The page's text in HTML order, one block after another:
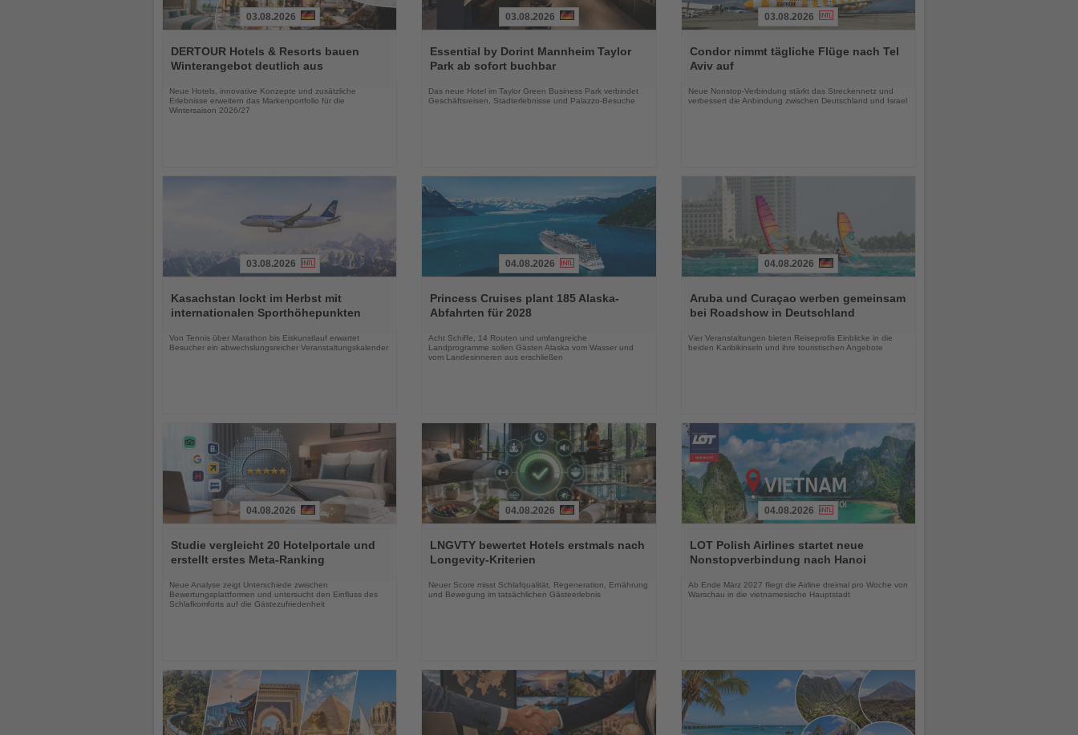
Sie
die
Nachrichten
03.08.2026
DERTOUR Hotels & Resorts bauen
Winterangebot deutlich aus
Neue Hotels, innovative Konzepte und zusätzliche
Erlebnisse erweitern das Markenportfolio für die
Wintersaison 2026/27
Sie
die
03.08.2026
Essential by Dorint Mannheim Taylor
Park ab sofort buchbar
Das neue Hotel im Taylor Green Business Park verbindet
Geschäftsreisen, Stadterlebnisse und Palazzo-Besuche
Sie
die
03.08.2026
Condor nimmt tägliche Flüge nach Tel
Aviv auf
Neue Nonstop-Verbindung stärkt das Streckennetz und
verbessert die Anbindung zwischen Deutschland und Israel
Sie
die
03.08.2026
Kasachstan lockt im Herbst mit
internationalen Sporthöhepunkten
Von Tennis über Marathon bis Eiskunstlauf erwartet
Besucher ein abwechslungsreicher Veranstaltungskalender
Sie
die
04.08.2026
Princess Cruises plant 185 Alaska-
Abfahrten für 2028
Acht Schiffe, 14 Routen und umfangreiche
Landprogramme sollen Gästen Alaska vom Wasser und
vom Landesinneren aus erschließen
Sie
die
04.08.2026
Aruba und Curaçao werben gemeinsam
bei Roadshow in Deutschland
Vier Veranstaltungen bieten Reiseprofis Einblicke in die
beiden Karibikinseln und ihre touristischen Angebote
Sie
die
04.08.2026
Studie vergleicht 20 Hotelportale und
erstellt erstes Meta-Ranking
Neue Analyse zeigt Unterschiede zwischen
Bewertungsplattformen und untersucht den Einfluss des
Schlafkomforts auf die Gästezufriedenheit
Sie
die
Nachrichten
04.08.2026
LNGVTY bewertet Hotels erstmals nach
Longevity-Kriterien
Neuer Score misst Schlafqualität, Regeneration, Ernährung
und Bewegung im tatsächlichen Gästeerlebnis
Sie
die
Nachrichten
04.08.2026
LOT Polish Airlines startet neue
Nonstopverbindung nach Hanoi
Ab Ende März 2027 fliegt die Airline dreimal pro Woche von
Warschau in die vietnamesische Hauptstadt